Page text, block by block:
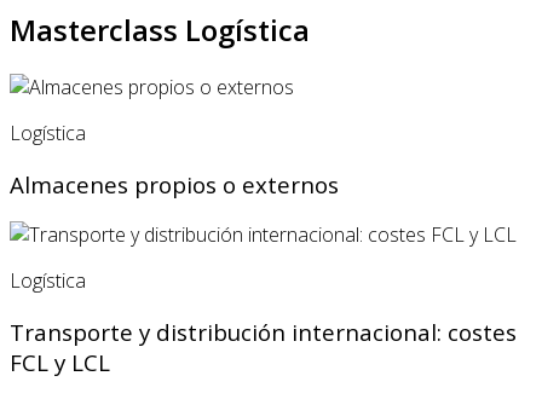
Masterclass Logística
Logística
Almacenes propios o externos
Logística
Transporte y distribución internacional: costes
FCL y LCL